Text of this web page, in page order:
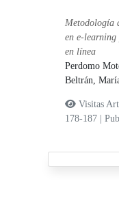
Metodología
en e-
en línea
Perdomo
Beltrán,
Visitas
178-187
|